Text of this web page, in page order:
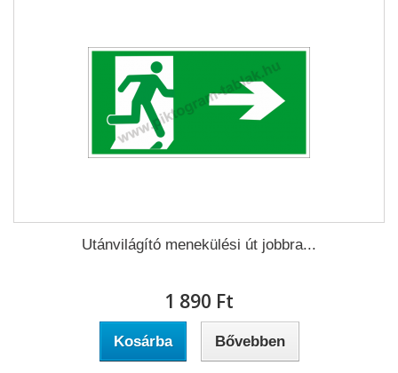
Utánvilágító menekülési út jobbra...
1 890 Ft‎
Kosárba Bővebben